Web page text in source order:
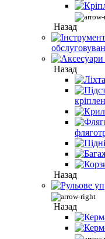
Назад
Назад
Назад
Назад